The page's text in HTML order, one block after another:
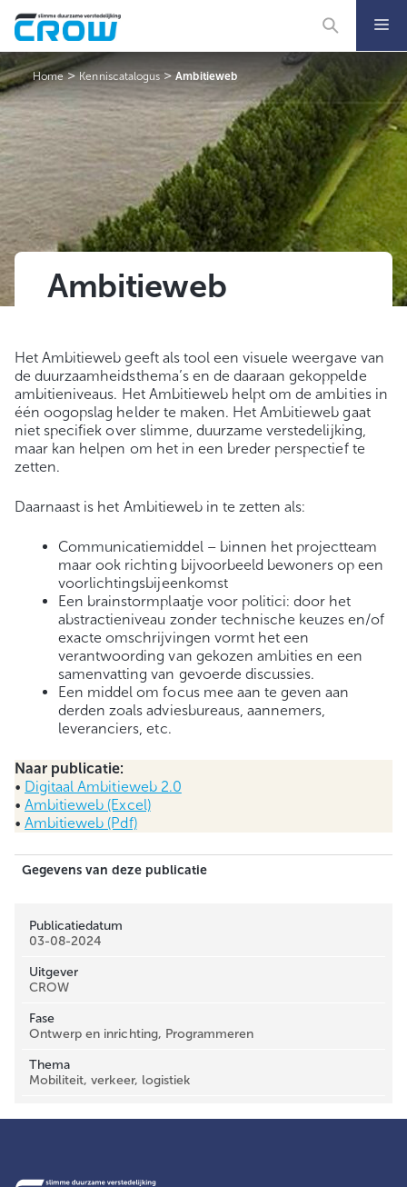
naar
de
inhoud
Home>Kenniscatalogus >Ambitieweb
Ambitieweb
Het Ambitieweb geeft als tool een visuele weergave van
de duurzaamheidsthema’s en de daaraan gekoppelde
ambitieniveaus. Het Ambitieweb helpt om de ambities in
één oogopslag helder te maken. Het Ambitieweb gaat
niet specifiek over slimme, duurzame verstedelijking,
maar kan helpen om het in een breder perspectief te
zetten.
Daarnaast is het Ambitieweb in te zetten als:
Communicatiemiddel – binnen het projectteam
maar ook richting bijvoorbeeld bewoners op een
voorlichtingsbijeenkomst
Een brainstormplaatje voor politici: door het
abstractieniveau zonder technische keuzes en/of
exacte omschrijvingen vormt het een
verantwoording van gekozen ambities en een
samenvatting van gevoerde discussies.
Een middel om focus mee aan te geven aan
derden zoals adviesbureaus, aannemers,
leveranciers, etc.
Naar publicatie:
• Digitaal Ambitieweb 2.0
•Ambitieweb (Excel)
•Ambitieweb (Pdf)
Gegevens van deze publicatie
Publicatiedatum
03-08-2024
Uitgever
CROW
Fase
Ontwerp en inrichting, Programmeren
Thema
Mobiliteit, verkeer, logistiek